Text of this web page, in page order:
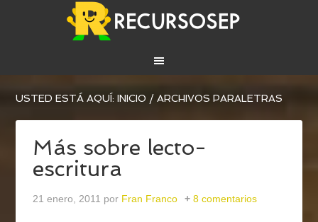
USTED ESTÁ AQUÍ:INICIO / ARCHIVOS PARALETRAS
Más sobre lecto-
escritura
21 enero, 2011 por Fran Franco 8 comentarios